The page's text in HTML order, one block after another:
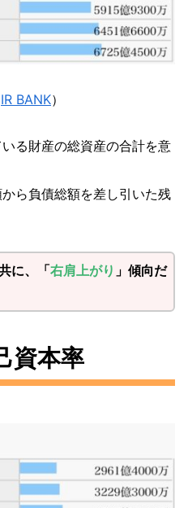
IR BANK）
る財産の総資産の合計を意
ら負債総額を差し引いた残
に、「右肩上がり 」傾向だ
資本率